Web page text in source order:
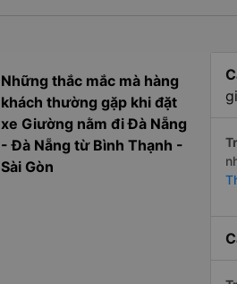
Những thắc mắc mà hàng
khách thường gặp khi đặt
xe Giường nằm đi Đà Nẵng
- Đà Nẵng từ Bình Thạnh -
Sài Gòn